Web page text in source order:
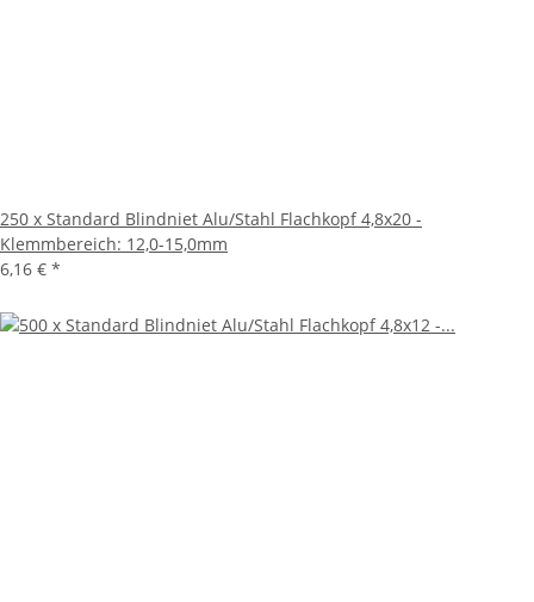
250 x Standard Blindniet Alu/Stahl Flachkopf 4,8x20 -
Klemmbereich: 12,0-15,0mm
6,16 € *